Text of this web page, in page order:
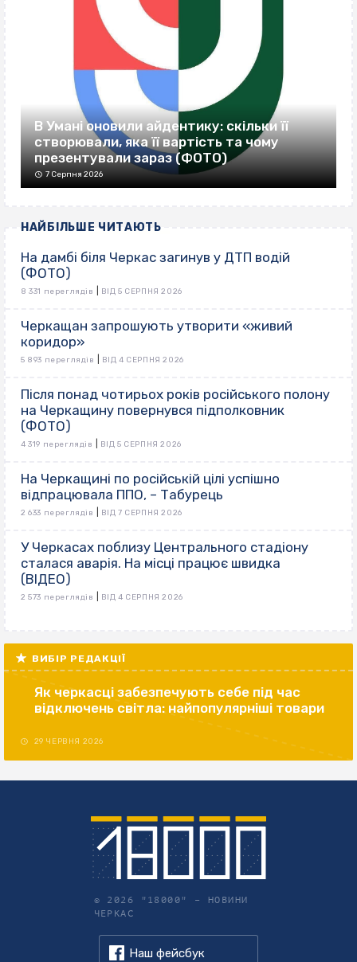
В Умані оновили айдентику: скільки її
створювали, яка її вартість та чому
презентували зараз (ФОТО)
7 Серпня 2026
НАЙБІЛЬШЕ ЧИТАЮТЬ
На дамбі біля Черкас загинув у ДТП водій
(ФОТО)
8 331 переглядів ВІД 5 СЕРПНЯ 2026
Черкащан запрошують утворити «живий
коридор»
5 893 переглядів ВІД 4 СЕРПНЯ 2026
Після понад чотирьох років російського полону
на Черкащину повернувся підполковник
(ФОТО)
4 319 переглядів ВІД 5 СЕРПНЯ 2026
На Черкащині по російській цілі успішно
відпрацювала ППО, – Табурець
2 633 переглядів ВІД 7 СЕРПНЯ 2026
У Черкасах поблизу Центрального стадіону
сталася аварія. На місці працює швидка
(ВІДЕО)
2 573 переглядів ВІД 4 СЕРПНЯ 2026
ВИБІР РЕДАКЦІЇ
Як черкасці забезпечують себе під час
відключень світла: найпопулярніші товари
29 ЧЕРВНЯ 2026
© 2026 "18000" – НОВИНИ
ЧЕРКАС
Наш фейсбук